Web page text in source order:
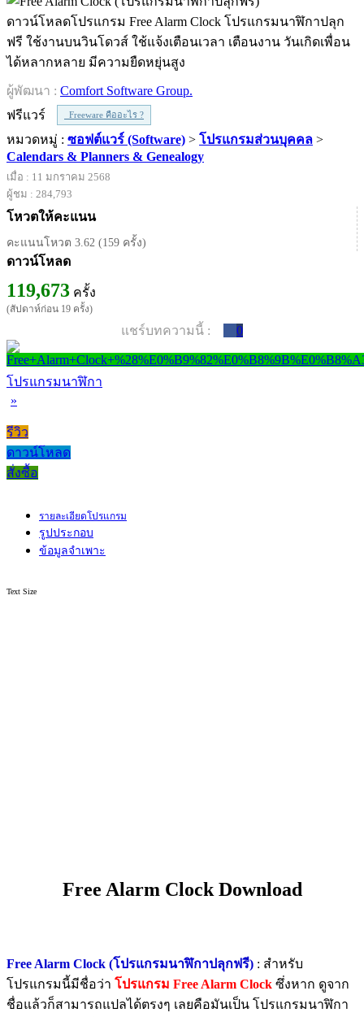
ดาวน์โหลดโปรแกรม Free Alarm Clock โปรแกรมนาฬิกาปลุก
ฟรี ใช้งานบนวินโดวส์ ใช้แจ้งเตือนเวลา เตือนงาน วันเกิดเพื่อน
ได้หลากหลาย มีความยืดหยุ่นสูง
ผู้พัฒนา : Comfort Software Group.
ฟรีแวร์
Freeware คืออะไร ?
หมวดหมู่ : ซอฟต์แวร์ (Software) > โปรแกรมส่วนบุคคล >
Calendars & Planners & Genealogy
เมื่อ : 11 มกราคม 2568
ผู้ชม : 284,793
โหวตให้คะแนน
คะแนนโหวต 3.62 (159 ครั้ง)
ดาวน์โหลด
119,673 ครั้ง
(สัปดาห์ก่อน 19 ครั้ง)
แชร์บทความนี้ : 0
โปรแกรมนาฬิกา
»
รีวิว
ดาวน์โหลด
สั่งซื้อ
รายละเอียดโปรแกรม
รูปประกอบ
ข้อมูลจำเพาะ
Text Size
Free Alarm Clock Download
Free Alarm Clock (โปรแกรมนาฬิกาปลุกฟรี) : สำหรับ
โปรแกรมนี้มีชื่อว่า โปรแกรม Free Alarm Clock ซึ่งหาก ดูจาก
ชื่อแล้วก็สามารถแปลได้ตรงๆ เลยคือมันเป็น โปรแกรมนาฬิกา